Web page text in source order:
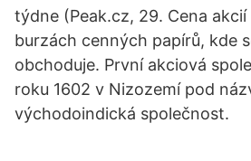
týdne (Peak.cz, 29. Cena akcií
burzách cenných papírů, kde
obchoduje. První akciová
roku 1602 v Nizozemí pod
východoindická společnost.